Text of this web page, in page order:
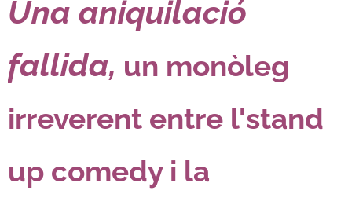
Una aniquilació
fallida, un monòleg
irreverent entre l'stand
up comedy i la